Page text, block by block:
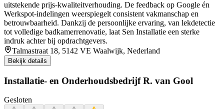
uitstekende prijs‑kwaliteitverhouding. De feedback op Google én
Werkspot-indelingen weerspiegelt consistent vakmanschap en
betrouwbaarheid. Dankzij de persoonlijke ervaring, van lekdetectie
tot volledige badkamerrenovatie, laat Sen Installatie een sterke
indruk achter bij opdrachtgevers.
Talmastraat 18, 5142 VE Waalwijk, Nederland
Bekijk details
Installatie- en Onderhoudsbedrijf R. van Gool
Gesloten